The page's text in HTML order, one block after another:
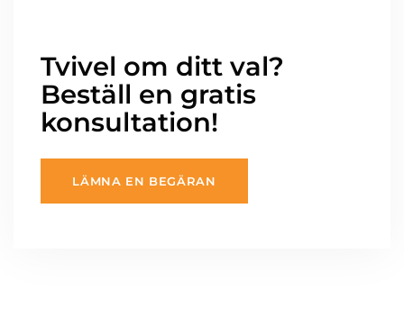
Tvivel om ditt val?
Beställ en gratis
konsultation!
LÄMNA EN BEGÄRAN